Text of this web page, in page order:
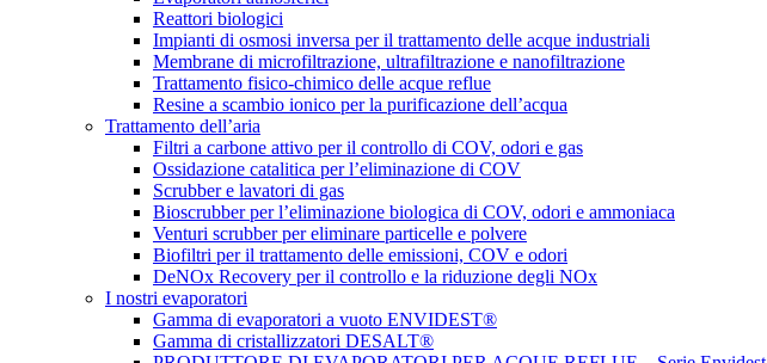
Reattori biologici
Impianti di osmosi inversa per il trattamento delle acque industriali
Membrane di microfiltrazione, ultrafiltrazione e nanofiltrazione
Trattamento fisico-chimico delle acque reflue
Resine a scambio ionico per la purificazione dell’acqua
Trattamento dell’aria
Filtri a carbone attivo per il controllo di COV, odori e gas
Ossidazione catalitica per l’eliminazione di COV
Scrubber e lavatori di gas
Bioscrubber per l’eliminazione biologica di COV, odori e ammoniaca
Venturi scrubber per eliminare particelle e polvere
Biofiltri per il trattamento delle emissioni, COV e odori
DeNOx Recovery per il controllo e la riduzione degli NOx
I nostri evaporatori
Gamma di evaporatori a vuoto ENVIDEST®
Gamma di cristallizzatori DESALT®